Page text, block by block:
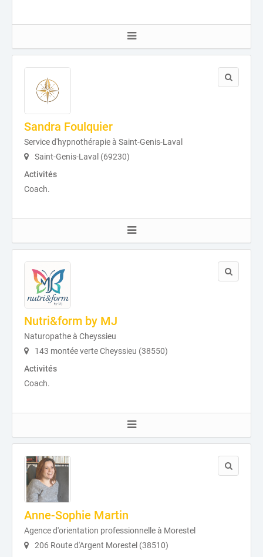
Sandra Foulquier
Service d'hypnothérapie à Saint-Genis-Laval
Saint-Genis-Laval (69230)
Activités
Coach.
Nutri&form by MJ
Naturopathe à Cheyssieu
143 montée verte Cheyssieu (38550)
Activités
Coach.
Anne-Sophie Martin
Agence d'orientation professionnelle à Morestel
206 Route d'Argent Morestel (38510)